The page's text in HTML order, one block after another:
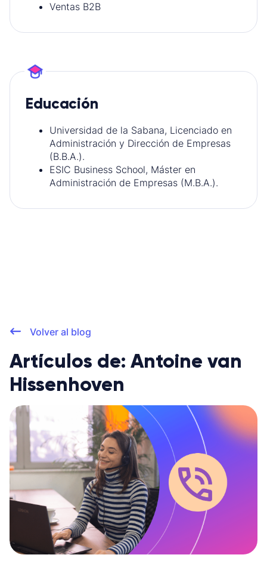
Ventas B2B
Educación
Universidad de la Sabana, Licenciado en
Administración y Dirección de Empresas
(B.B.A.).
ESIC Business School, Máster en
Administración de Empresas (M.B.A.).
Volver al blog
Artículos de: Antoine van
Hissenhoven